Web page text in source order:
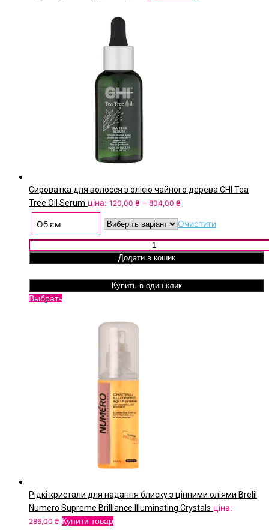
Сироватка для волосся з олією чайного дерева CHI Tea
Tree Oil Serum ціна: 120,00 ₴ – 804,00 ₴
120,00 ₴
through
804,00 ₴
Об'єм
Очистити
Сироватка для волосся з олією чайного дерева CHI Tea
Додати в кошик
Купить в один клик
ВыбратьЦей
Рідкі кристали для надання блиску з цінними оліями Brelil
Numero Supreme Brilliance Illuminating Crystals ціна:
286,00 ₴ Купити товар